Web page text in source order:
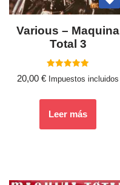
Various – Maquina
Total 3
con
20,00 € Impuestos incluidos
Leer más